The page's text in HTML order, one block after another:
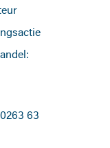
63